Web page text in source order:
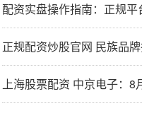
配资实盘操作指南：正规
正规配资炒股官网 民族品牌指数收涨
上海股票配资 中京电子：8月2日高管